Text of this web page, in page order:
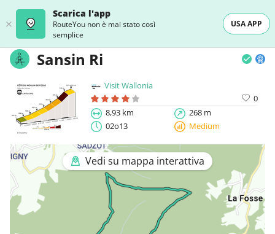
Scarica l'app
RouteYou non è mai stato così
semplice
USA APP
Sansin Ri
Visit Wallonia
0
8,93 km
268 m
02o13
Medium
Vedi su mappa interattiva